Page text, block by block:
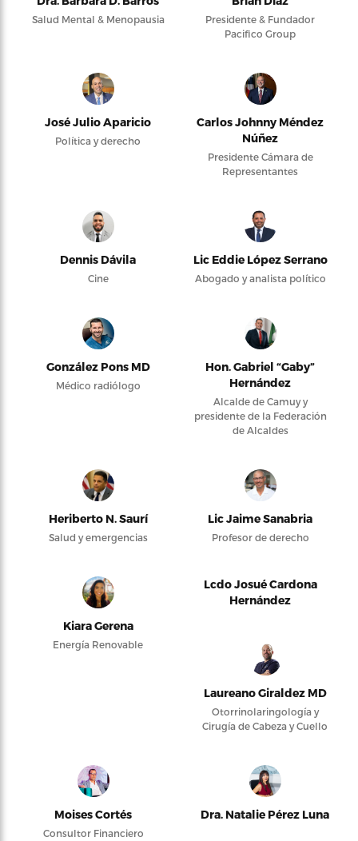
Salud Mental & Menopausia
Presidente & Fundador
Pacifico Group
José Julio Aparicio
Política y derecho
Carlos Johnny Méndez
Núñez
Presidente Cámara de
Representantes
Dennis Dávila
Cine
Lic Eddie López Serrano
Abogado y analista político
González Pons MD
Médico radiólogo
Hon. Gabriel “Gaby”
Hernández
Alcalde de Camuy y
presidente de la Federación
de Alcaldes
Heriberto N. Saurí
Salud y emergencias
Lic Jaime Sanabria
Profesor de derecho
Kiara Gerena
Energía Renovable
Lcdo Josué Cardona
Hernández
Laureano Giraldez MD
Otorrinolaringología y
Cirugía de Cabeza y Cuello
Moises Cortés
Consultor Financiero
Dra. Natalie Pérez Luna